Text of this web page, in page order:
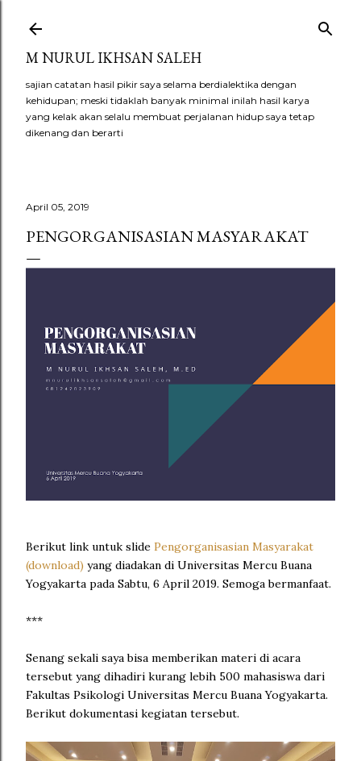
M NURUL IKHSAN SALEH
sajian catatan hasil pikir saya selama berdialektika dengan
kehidupan; meski tidaklah banyak minimal inilah hasil karya
yang kelak akan selalu membuat perjalanan hidup saya tetap
dikenang dan berarti
April 05, 2019
PENGORGANISASIAN MASYARAKAT
Berikut link untuk slide Pengorganisasian Masyarakat
(download) yang diadakan di Universitas Mercu Buana
Yogyakarta pada Sabtu, 6 April 2019. Semoga bermanfaat.
***
Senang sekali saya bisa memberikan materi di acara
tersebut yang dihadiri kurang lebih 500 mahasiswa dari
Fakultas Psikologi Universitas Mercu Buana Yogyakarta.
Berikut dokumentasi kegiatan tersebut.